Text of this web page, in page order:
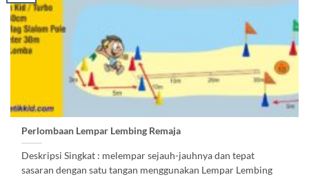
Perlombaan Lempar Lembing Remaja
Deskripsi Singkat : melempar sejauh-jauhnya dan tepat
sasaran dengan satu tangan menggunakan Lempar Lembing